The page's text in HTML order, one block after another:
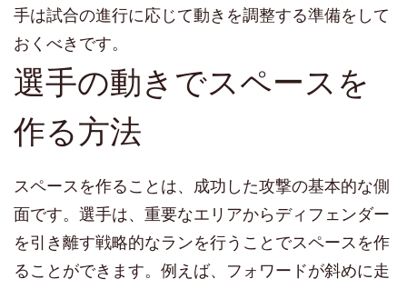
手は試合の進行に応じて動きを調整する準備をして
おくべきです。
選手の動きでスペースを
作る方法
スペースを作ることは、成功した攻撃の基本的な側
面です。選手は、重要なエリアからディフェンダー
を引き離す戦略的なランを行うことでスペースを作
ることができます。例えば、フォワードが斜めに走